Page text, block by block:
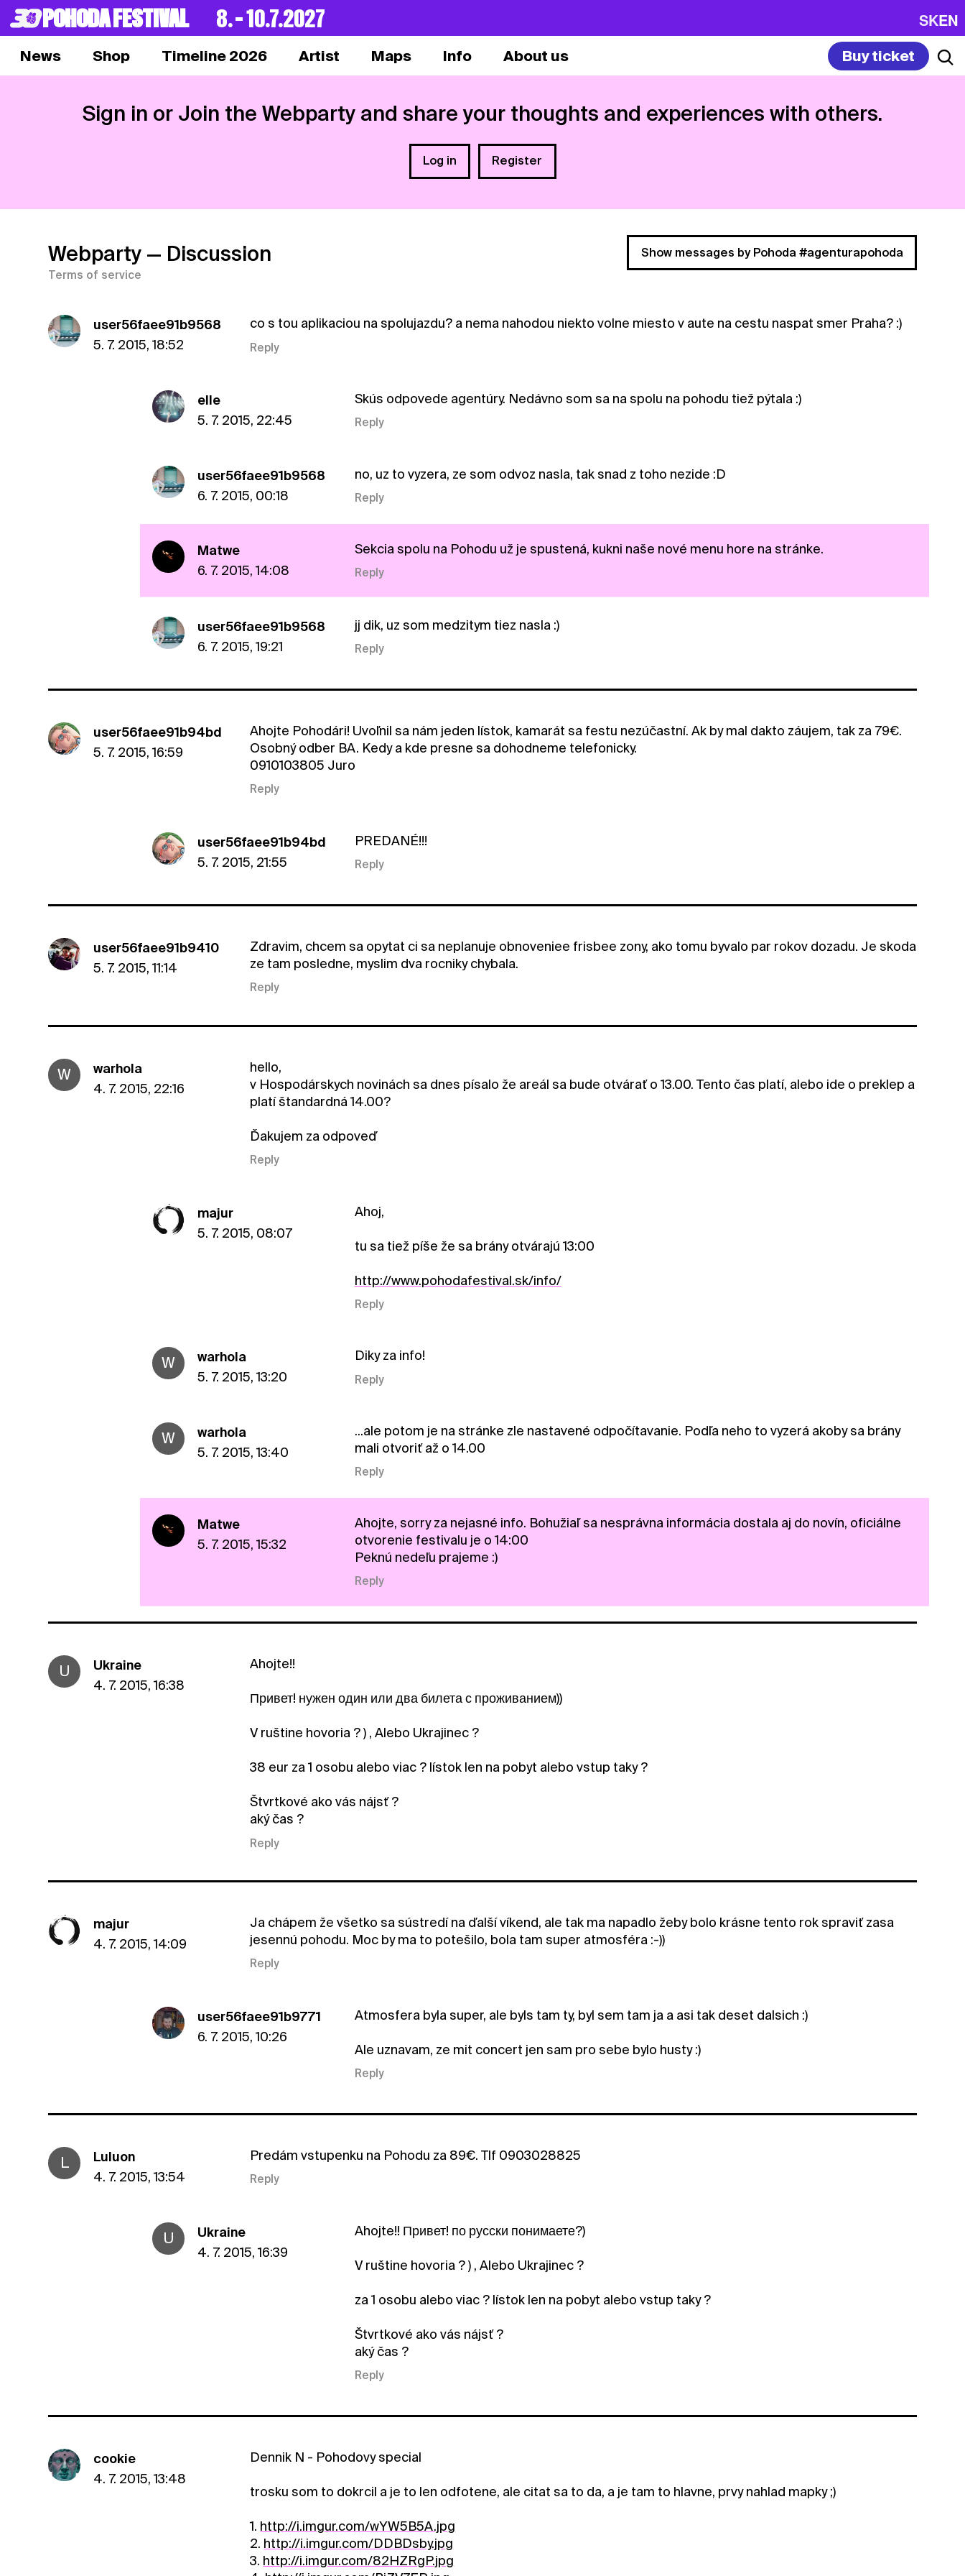
POHODA FESTIVAL 8. – 10.7.2027 SKEN
News Shop Timeline 2026 Artist Maps Info About us Buy ticket
Sign in or Join the Webparty and share your thoughts and experiences with others.
Log in Register
Webparty — Discussion
Terms of service
Show messages by Pohoda #agenturapohoda
user56faee91b9568
5. 7. 2015, 18:52
co s tou aplikaciou na spolujazdu? a nema nahodou niekto volne miesto v aute na cestu naspat smer Praha? :)
Reply
elle
5. 7. 2015, 22:45
Skús odpovede agentúry. Nedávno som sa na spolu na pohodu tiež pýtala :)
Reply
user56faee91b9568
6. 7. 2015, 00:18
no, uz to vyzera, ze som odvoz nasla, tak snad z toho nezide :D
Reply
Matwe
6. 7. 2015, 14:08
Sekcia spolu na Pohodu už je spustená, kukni naše nové menu hore na stránke.
Reply
user56faee91b9568
6. 7. 2015, 19:21
jj dik, uz som medzitym tiez nasla :)
Reply
user56faee91b94bd
5. 7. 2015, 16:59
Ahojte Pohodári! Uvoľnil sa nám jeden lístok, kamarát sa festu nezúčastní. Ak by mal dakto záujem, tak za 79€.
Osobný odber BA. Kedy a kde presne sa dohodneme telefonicky.
0910103805 Juro
Reply
user56faee91b94bd
5. 7. 2015, 21:55
PREDANÉ!!!
Reply
user56faee91b9410
5. 7. 2015, 11:14
Zdravim, chcem sa opytat ci sa neplanuje obnoveniee frisbee zony, ako tomu byvalo par rokov dozadu. Je skoda
ze tam posledne, myslim dva rocniky chybala.
Reply
W
warhola
4. 7. 2015, 22:16
hello,
v Hospodárskych novinách sa dnes písalo že areál sa bude otvárať o 13.00. Tento čas platí, alebo ide o preklep a
platí štandardná 14.00?
Ďakujem za odpoveď
Reply
majur
5. 7. 2015, 08:07
Ahoj,
tu sa tiež píše že sa brány otvárajú 13:00
http://www.pohodafestival.sk/info/
Reply
W
warhola
5. 7. 2015, 13:20
Diky za info!
Reply
W
warhola
5. 7. 2015, 13:40
...ale potom je na stránke zle nastavené odpočítavanie. Podľa neho to vyzerá akoby sa brány
mali otvoriť až o 14.00
Reply
Matwe
5. 7. 2015, 15:32
Ahojte, sorry za nejasné info. Bohužiaľ sa nesprávna informácia dostala aj do novín, oficiálne
otvorenie festivalu je o 14:00
Peknú nedeľu prajeme :)
Reply
U
Ukraine
4. 7. 2015, 16:38
Ahojte!!
Привет! нужен один или два билета с проживанием))
V ruštine hovoria ? ) , Alebo Ukrajinec ?
38 eur za 1 osobu alebo viac ? lístok len na pobyt alebo vstup taky ?
Štvrtkové ako vás nájsť ?
aký čas ?
Reply
majur
4. 7. 2015, 14:09
Ja chápem že všetko sa sústredí na ďalší víkend, ale tak ma napadlo žeby bolo krásne tento rok spraviť zasa
jesennú pohodu. Moc by ma to potešilo, bola tam super atmosféra :-))
Reply
user56faee91b9771
6. 7. 2015, 10:26
Atmosfera byla super, ale byls tam ty, byl sem tam ja a asi tak deset dalsich :)
Ale uznavam, ze mit concert jen sam pro sebe bylo husty :)
Reply
L
Luluon
4. 7. 2015, 13:54
Predám vstupenku na Pohodu za 89€. Tlf 0903028825
Reply
U
Ukraine
4. 7. 2015, 16:39
Ahojte!! Привет! по русски понимаете?)
V ruštine hovoria ? ) , Alebo Ukrajinec ?
za 1 osobu alebo viac ? lístok len na pobyt alebo vstup taky ?
Štvrtkové ako vás nájsť ?
aký čas ?
Reply
cookie
4. 7. 2015, 13:48
Dennik N - Pohodovy special
trosku som to dokrcil a je to len odfotene, ale citat sa to da, a je tam to hlavne, prvy nahlad mapky ;)
1. http://i.imgur.com/wYW5B5A.jpg
2. http://i.imgur.com/DDBDsby.jpg
3. http://i.imgur.com/82HZRgP.jpg